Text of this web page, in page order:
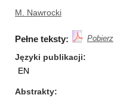
M. Nawrocki
Pełne teksty: Pobierz
Języki publikacji
EN
Abstrakty